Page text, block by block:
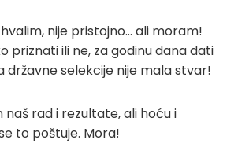
nije pristojno… ali moram!
priznati ili ne, za godinu dana dati
državne selekcije nije mala stvar!
naš rad i rezultate, ali hoću i
to poštuje. Mora!